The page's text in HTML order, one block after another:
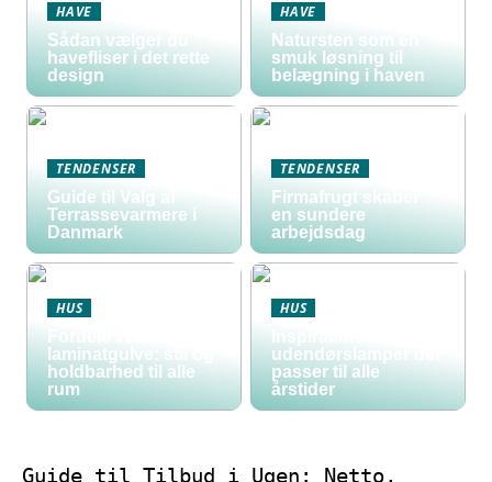
HAVE
Sådan vælger du
havefliser i det rette
design
HAVE
Natursten som en
smuk løsning til
belægning i haven
TENDENSER
Guide til Valg af
Terrassevarmere i
Danmark
TENDENSER
Firmafrugt skaber
en sundere
arbejdsdag
HUS
Fordele ved
laminatgulve: stil og
holdbarhed til alle
rum
HUS
Inspiration til
udendørslamper der
passer til alle
årstider
Guide til Tilbud i Ugen: Netto,